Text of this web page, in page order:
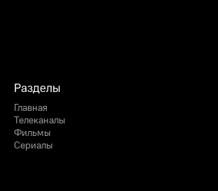
Разделы
Главная
Телеканалы
Фильмы
Сериалы